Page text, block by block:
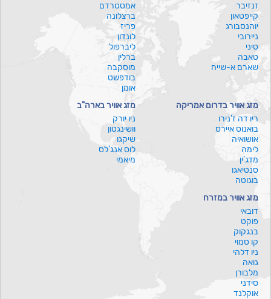
זנזיבר
קייפטאון
יוהנסבורג
ניירובי
סיני
טאבה
שארם א-שייח
אמסטרדם
ברצלונה
פריז
לונדון
ליברפול
ברלין
מוסקבה
בודפשט
אומן
מזג אוויר בדרום אמריקה
ריו דה ז'נירו
בואנוס איירס
אושואיה
לימה
מדג'ין
סנטיאגו
בוגוטה
מזג אוויר בארה"ב
ניו יורק
וושינגטון
שיקגו
לוס אנג'לס
מיאמי
מזג אוויר במזרח
דובאי
פוקט
בנגקוק
קו סמוי
ניו דלהי
גואה
מלבורן
סידני
אוקלנד